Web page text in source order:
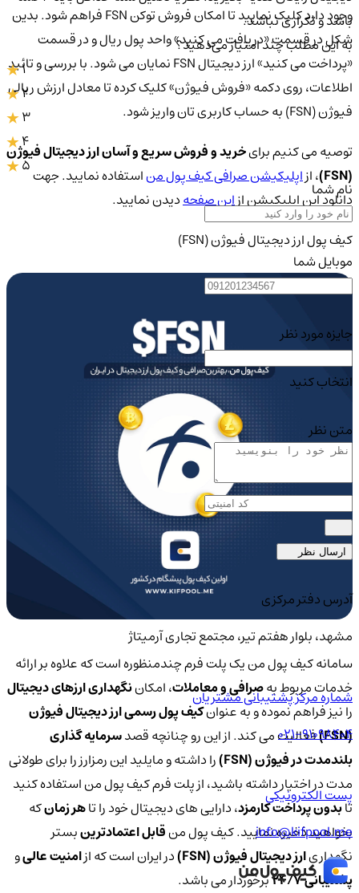
وجود دارد کلیک نمایید تا امکان فروش توکن FSN فراهم شود. بدین
شکل در قسمت «دریافت می‌ کنید» واحد پول ریال و در قسمت
«پرداخت می‌ کنید» ارز دیجیتال FSN نمایان می شود. با بررسی و تائید
اطلاعات، روی دکمه «فروش فیوژن» کلیک کرده تا معادل ارزش ریالی
فیوژن (FSN) به حساب کاربری تان واریز شود.
توصیه می کنیم برایخرید و فروش سریع و آسان ارز دیجیتال فیوژن
، ازاپلیکیشن صرافی کیف پول مناستفاده نمایید. جهت
دانلود این اپلیکیشن ازاین صفحهدیدن نمایید.
کیف پول ارز دیجیتال فیوژن (FSN)
سامانه کیف پول من یک پلت فرم چندمنظوره است که علاوه بر ارائه
خدمات مربوط بهصرافی و معاملات، امکاننگهداری ارزهای دیجیتال
را نیز فراهم نموده و به عنوانکیف پول رسمی ارز دیجیتال فیوژن
فعالیت می کند. از این رو چنانچه قصدسرمایه گذاری
بلندمدت در فیوژن (FSN)
را داشته و مایلید این رمزارز را برای طولانی
مدت در اختیار داشته باشید، از پلت فرم کیف پول من استفاده کنید
تابدون پرداخت کارمزد، دارایی های دیجیتال خود را تاهر زمانکه
بخواهید ذخیره نمایید. کیف پول منقابل اعتمادترینبستر
نگهداریارز دیجیتال فیوژن (FSN) در ایران است که ازامنیت عالیو
پشتیبانی 24/7
برخوردار می باشد.
باشد و تکراری نباشد.
به این مطلب چند امتیاز می‌دهید؟
1
2
3
4
5
نام شما
موبایل شما
جایزه مورد نظر
انتخاب کنید
متن نظر
ارسال نظر
آدرس دفتر مرکزی
مشهد، بلوار هفتم تیر، مجتمع تجاری آرمیتاژ
شماره مرکز پشتیبانی مشتریان
021-91098404
پست الکترونیکی
info@kifpool.me